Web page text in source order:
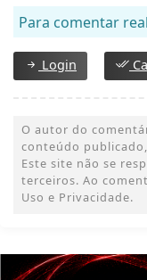
Para comentar
Login
O autor do
conteúdo
Este site não se
terceiros. Ao
Uso e Privacidade.